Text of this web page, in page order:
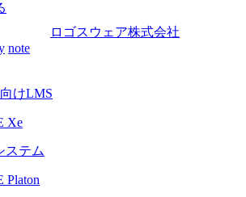
ロゴスウェア株式会社
note
けLMS
Xe
ステム
Platon